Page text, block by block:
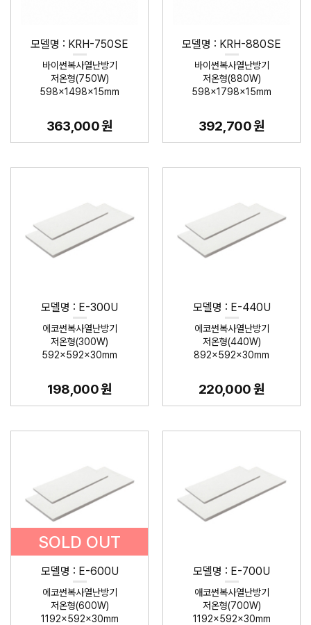
모델명 : KRH-750SE
바이썬복사열난방기
저온형(750W)
598×1498×15mm
363,000 원
모델명 : KRH-880SE
바이썬복사열난방기
저온형(880W)
598×1798×15mm
392,700 원
모델명 : E-300U
에코썬복사열난방기
저온형(300W)
592×592×30mm
198,000 원
모델명 : E-440U
에코썬복사열난방기
저온형(440W)
892×592×30mm
220,000 원
SOLD OUT
모델명 : E-600U
에코썬복사열난방기
저온형(600W)
1192×592×30mm
모델명 : E-700U
애코썬복사열난방기
저온형(700W)
1192×592×30mm